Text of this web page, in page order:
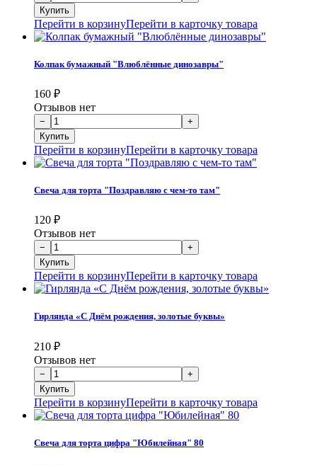
Перейти в корзинуПерейти в карточку товара
Колпак бумажный "Влюблённые динозавры"
160 ₽
Отзывов нет
Перейти в корзинуПерейти в карточку товара
Свеча для торта "Поздравляю с чем-то там"
120 ₽
Отзывов нет
Перейти в корзинуПерейти в карточку товара
Гирлянда «С Днём рождения, золотые буквы»
210 ₽
Отзывов нет
Перейти в корзинуПерейти в карточку товара
Свеча для торта цифра "Юбилейная" 80